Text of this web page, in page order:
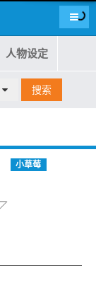
导航
人物设定
搜索
小草莓